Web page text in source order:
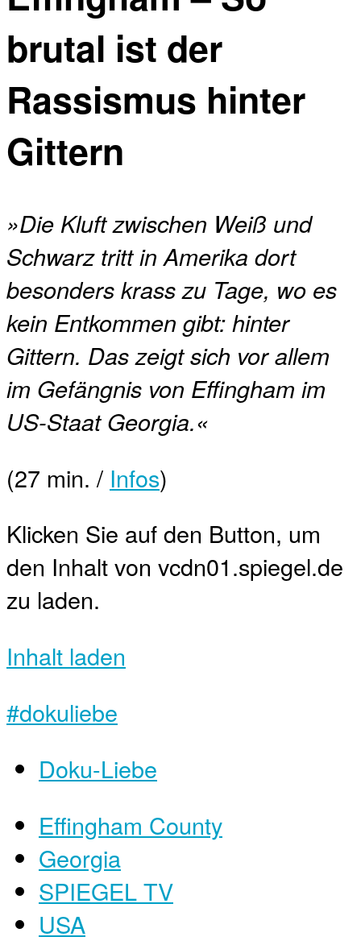
brutal ist der
Rassismus hinter
Gittern
»Die Kluft zwischen Weiß und
Schwarz tritt in Amerika dort
besonders krass zu Tage, wo es
kein Entkommen gibt: hinter
Gittern. Das zeigt sich vor allem
im Gefängnis von Effingham im
US-Staat Georgia.«
(27 min. / Infos)
Klicken Sie auf den Button, um
den Inhalt von vcdn01.spiegel.de
zu laden.
Inhalt laden
#dokuliebe
Doku-Liebe
Effingham County
Georgia
SPIEGEL TV
USA